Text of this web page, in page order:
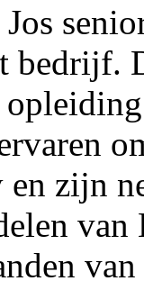
bedrijf.
en zijn